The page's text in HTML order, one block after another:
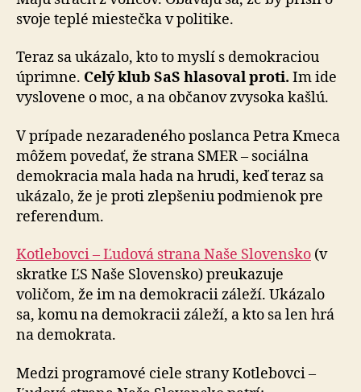
svoje teplé miestečka v politike.
Teraz sa ukázalo, kto to myslí s demokraciou
úprimne. Celý klub SaS hlasoval proti. Im ide
vyslovene o moc, a na občanov zvysoka kašlú.
V prípade nezaradeného poslanca Petra Kmeca
môžem povedať, že strana SMER – sociálna
demokracia mala hada na hrudi, keď teraz sa
ukázalo, že je proti zlepšeniu podmienok pre
referendum.
Kotlebovci – Ľudová strana Naše Slovensko (v
skratke ĽS Naše Slovensko) preukazuje
voličom, že im na demokracii záleží. Ukázalo
sa, komu na demokracii záleží, a kto sa len hrá
na demokrata.
Medzi programové ciele strany Kotlebovci –